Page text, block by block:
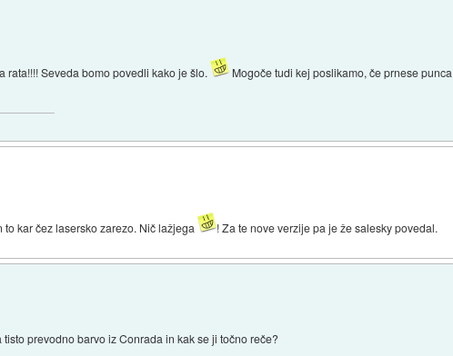
rata!!!! Seveda bomo povedli kako je šlo.
Mogoče tudi kej poslikamo, če prnese punca
kar čez lasersko zarezo. Nič lažjega ! Za te nove verzije pa je že salesky povedal.
prevodno barvo iz Conrada in kak se ji točno reče?